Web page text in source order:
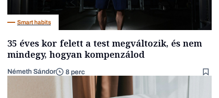
Smart habits
35 éves kor felett a test megváltozik, és nem
mindegy, hogyan kompenzálod
Németh Sándor 8 perc